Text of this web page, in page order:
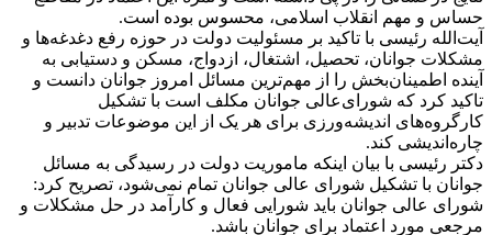
حساس و مهم انقلاب اسلامی، محسوس بوده است.
آیت‌الله رئیسی با تاکید بر مسئولیت دولت در حوزه رفع دغدغه‌ها و
مشکلات جوانان، تحصیل، اشتغال، ازدواج، مسکن و دستیابی به
آینده اطمینان‌بخش را از مهم‌ترین مسائل امروز جوانان دانست و
تاکید کرد که شورای‌عالی جوانان مکلف است با تشکیل
کارگروه‌های اندیشه‌ورزی برای هر یک از این موضوعات تدبیر و
چاره‌اندیشی کند.
دکتر رئیسی با بیان اینکه ماموریت دولت در رسیدگی به مسائل
جوانان با تشکیل شورای‌ عالی جوانان تمام نمی‌شود، تصریح کرد:
شورای ‌عالی جوانان باید شورایی فعال و کارآمد در حل مشکلات و
مرجعی مورد اعتماد برای جوانان باشد.